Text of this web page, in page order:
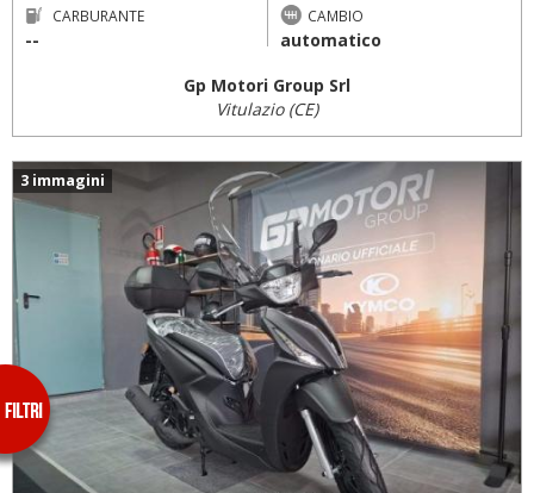
CARBURANTE
--
CAMBIO
automatico
Gp Motori Group Srl
Vitulazio (CE)
3 immagini